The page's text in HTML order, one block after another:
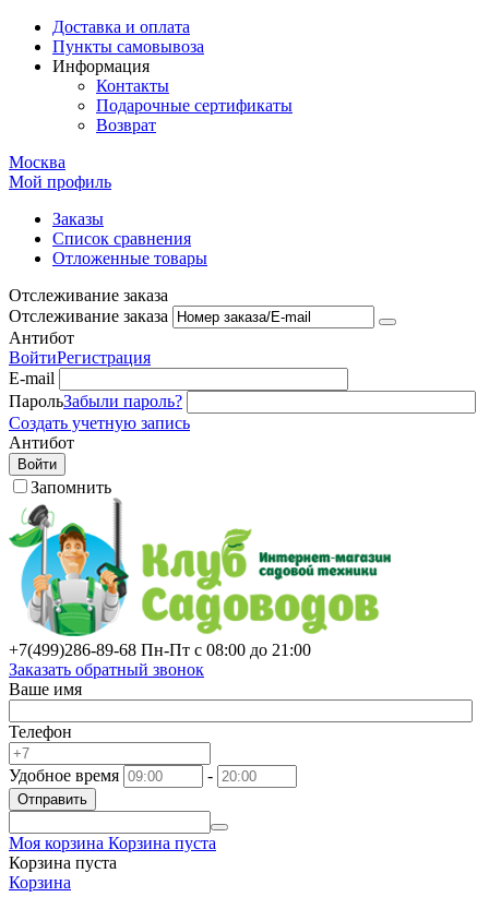
Доставка и оплата
Пункты самовывоза
Информация
Контакты
Подарочные сертификаты
Возврат
Москва
Мой профиль
Заказы
Список сравнения
Отложенные товары
Отслеживание заказа
Отслеживание заказа
Антибот
ВойтиРегистрация
E-mail
ПарольЗабыли пароль?
Создать учетную запись
Антибот
Войти
Запомнить
+7(499)286-89-68 Пн-Пт с 08:00 до 21:00
Заказать обратный звонок
Ваше имя
Телефон
Удобное время -
Отправить
Моя корзина Корзина пуста
Корзина пуста
Корзина